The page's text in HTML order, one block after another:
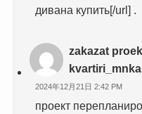
дивана купить[/url] .
zakazat
kvartiri_mnka
2024年12月21日 2:42 PM
проект